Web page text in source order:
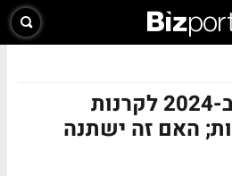
הישראלים נהרו ב-2024 לקרנות
האם זה ישתנה